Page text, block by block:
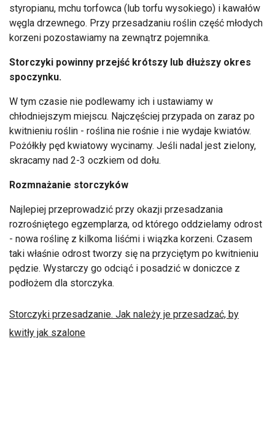
styropianu, mchu torfowca (lub torfu wysokiego) i kawałów
węgla drzewnego. Przy przesadzaniu roślin część młodych
korzeni pozostawiamy na zewnątrz pojemnika.
Storczyki powinny przejść krótszy lub dłuższy okres
spoczynku.
W tym czasie nie podlewamy ich i ustawiamy w
chłodniejszym miejscu. Najczęściej przypada on zaraz po
kwitnieniu roślin - roślina nie rośnie i nie wydaje kwiatów.
Pożółkły pęd kwiatowy wycinamy. Jeśli nadal jest zielony,
skracamy nad 2-3 oczkiem od dołu.
Rozmnażanie storczyków
Najlepiej przeprowadzić przy okazji przesadzania
rozrośniętego egzemplarza, od którego oddzielamy odrost
- nowa roślinę z kilkoma liśćmi i wiązka korzeni. Czasem
taki właśnie odrost tworzy się na przyciętym po kwitnieniu
pędzie. Wystarczy go odciąć i posadzić w doniczce z
podłożem dla storczyka.
Storczyki przesadzanie. Jak należy je przesadzać, by
kwitły jak szalone